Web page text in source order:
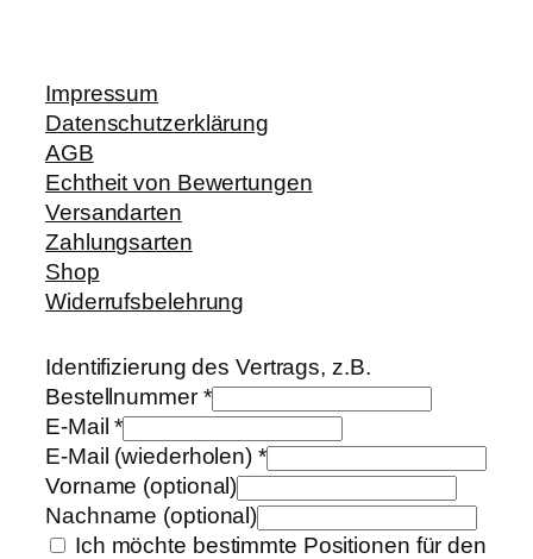
Impressum
Datenschutzerklärung
AGB
Echtheit von Bewertungen
Versandarten
Zahlungsarten
Shop
Widerrufsbelehrung
Identifizierung des Vertrags, z.B.
Bestellnummer *
E-Mail*
E-Mail (wiederholen) *
Vorname (optional)
Nachname (optional)
Ich möchte bestimmte Positionen für den